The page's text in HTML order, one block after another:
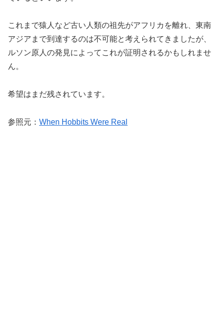
これまで猿人など古い人類の祖先がアフリカを離れ、東南
アジアまで到達するのは不可能と考えられてきましたが、
ルソン原人の発見によってこれが証明されるかもしれませ
ん。
希望はまだ残されています。
参照元： When Hobbits Were Real